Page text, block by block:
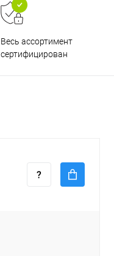
Весь ассортимент
сертифицирован